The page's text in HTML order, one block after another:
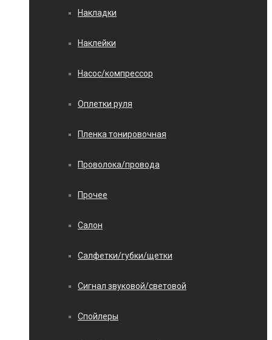
Накладки
Наклейки
Насос/компрессор
Оплетки руля
Пленка тонировочная
Проволока/провода
Прочее
Салон
Салфетки/губки/щетки
Сигнал звуковой/световой
Спойлеры